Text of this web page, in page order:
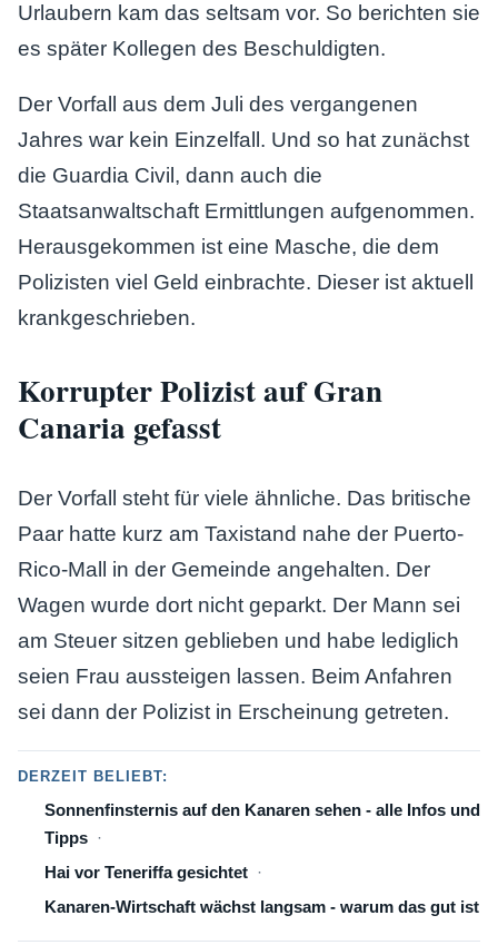
Urlaubern kam das seltsam vor. So berichten sie
es später Kollegen des Beschuldigten.
Der Vorfall aus dem Juli des vergangenen
Jahres war kein Einzelfall. Und so hat zunächst
die Guardia Civil, dann auch die
Staatsanwaltschaft Ermittlungen aufgenommen.
Herausgekommen ist eine Masche, die dem
Polizisten viel Geld einbrachte. Dieser ist aktuell
krankgeschrieben.
Korrupter Polizist auf Gran
Canaria gefasst
Der Vorfall steht für viele ähnliche. Das britische
Paar hatte kurz am Taxistand nahe der Puerto-
Rico-Mall in der Gemeinde angehalten. Der
Wagen wurde dort nicht geparkt. Der Mann sei
am Steuer sitzen geblieben und habe lediglich
seien Frau aussteigen lassen. Beim Anfahren
sei dann der Polizist in Erscheinung getreten.
DERZEIT BELIEBT:
Sonnenfinsternis auf den Kanaren sehen - alle Infos und
Tipps
Hai vor Teneriffa gesichtet
Kanaren-Wirtschaft wächst langsam - warum das gut ist